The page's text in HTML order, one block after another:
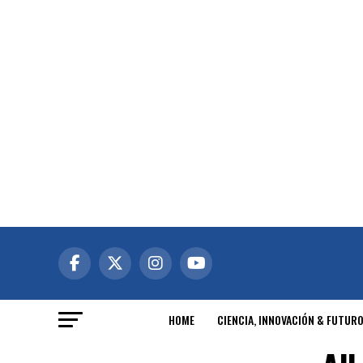
HOME CIENCIA, INNOVACIÓN & FUTURO